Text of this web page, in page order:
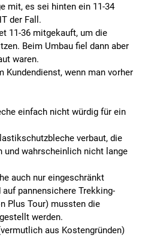
mit, es sei hinten ein 11-34
der Fall.
11-36 mitgekauft, um die
Beim Umbau fiel dann aber
waren.
Kundendienst, wenn man vorher
einfach nicht würdig für ein
verbaut, die
und wahrscheinlich nicht lange
auch nur eingeschränkt
pannensichere Trekking-
Plus Tour) mussten die
werden.
aus Kostengründen)